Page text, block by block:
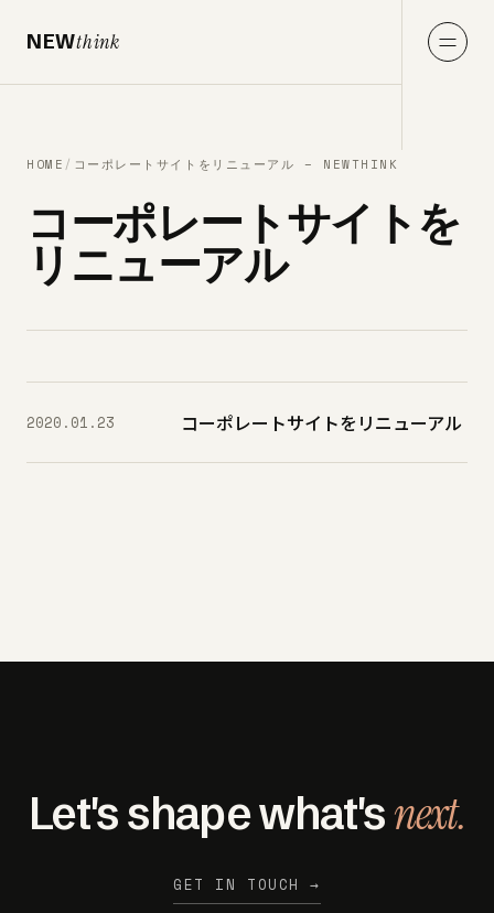
NEWthink
HOME / コーポレートサイトをリニューアル – NEWTHINK
コーポレートサイトを
リニューアル
2020.01.23 コーポレートサイトをリニューアル
Let's shape what'snext.
GET IN TOUCH →